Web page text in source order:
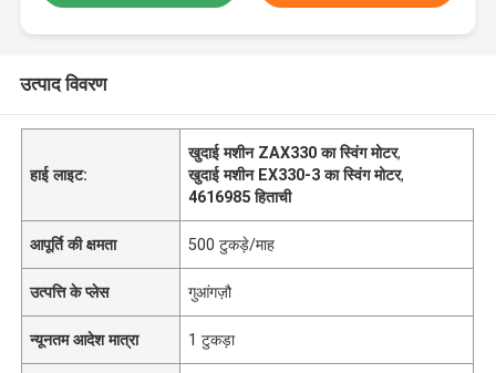
उत्पाद विवरण
हाई लाइट:
खुदाई मशीन ZAX330 का स्विंग मोटर,
खुदाई मशीन EX330-3 का स्विंग मोटर,
4616985 हिताची
आपूर्ति की क्षमता 500 टुकड़े/माह
उत्पत्ति के प्लेस गुआंगज़ौ
न्यूनतम आदेश मात्रा 1 टुकड़ा